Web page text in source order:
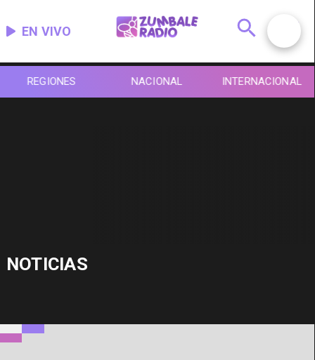
EN VIVO
REGIONES NACIONAL INTERNACIONAL
NOTICIAS